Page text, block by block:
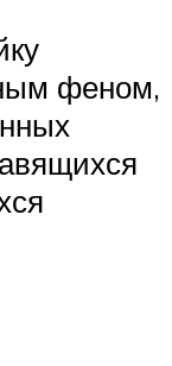
феном,